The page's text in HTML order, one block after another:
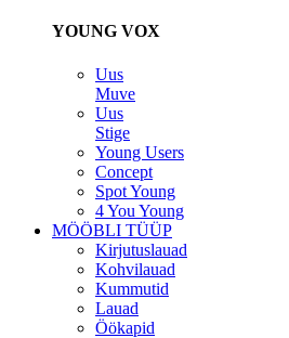
YOUNG VOX
Uus
Muve
Uus
Stige
Young Users
Concept
Spot Young
4 You Young
MÖÖBLI TÜÜP
Kirjutuslauad
Kohvilauad
Kummutid
Lauad
Öökapid